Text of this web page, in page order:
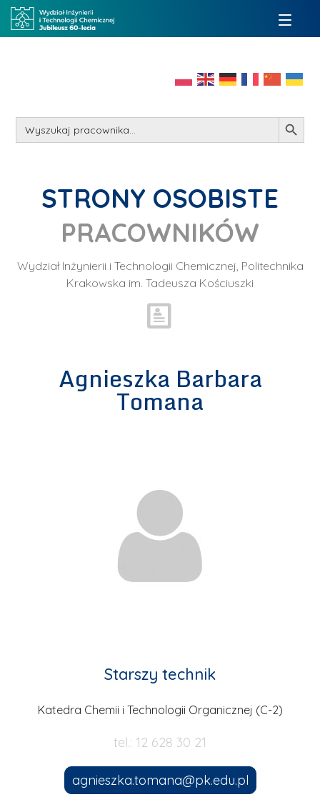
Search
for:
Search Button
STRONY OSOBISTE
PRACOWNIKÓW
Wydział Inżynierii i Technologii Chemicznej, Politechnika
Krakowska im. Tadeusza Kościuszki
Agnieszka Barbara
Tomana
Starszy technik
Katedra Chemii i Technologii Organicznej (C-2)
tel.: 12 628 30 21
agnieszka.tomana@pk.edu.pl